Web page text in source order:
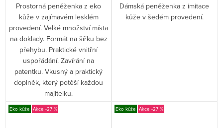
Prostorná peněženka z eko
kůže v zajímavém lesklém
provedení. Velké množství místa
na doklady. Formát na šířku bez
přehybu. Praktické vnitřní
uspořádání. Zavírání na
patentku. Vkusný a praktický
doplněk, který potěší každou
majitelku.
Dámská peněženka z imitace
kůže v šedém provedení.
Eko kůže -27 % Eko kůže -27 %